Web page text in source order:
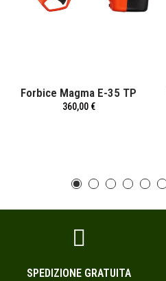
Forbice Magma E-35 TP
360,00 €
SPEDIZIONE GRATUITA